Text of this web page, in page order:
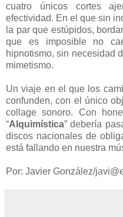
cuatro únicos cortes
efectividad. En el que sin
la par que estúpidos,
que es imposible no
hipnotismo, sin necesidad
mimetismo.
Un viaje en el que los
confunden, con el único
collage sonoro. Con
“Alquimística” debería
discos nacionales de
está fallando en nuestra
Por: Javier González/